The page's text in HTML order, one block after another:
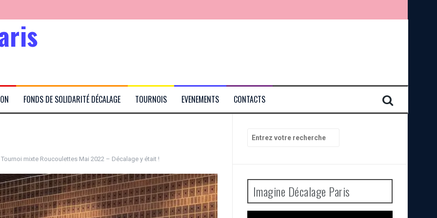
FONDS DE SOLIDARITÉ DÉCALAGE TOURNOIS EVENEMENTS CONTACTS
Tournoi mixte Roucoulettes Mai 2022 – Décalage y était !
Recherche
pour
Imagine Décalage Paris